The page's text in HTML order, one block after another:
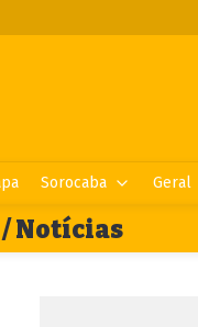
Sorocaba Geral
/ Notícias